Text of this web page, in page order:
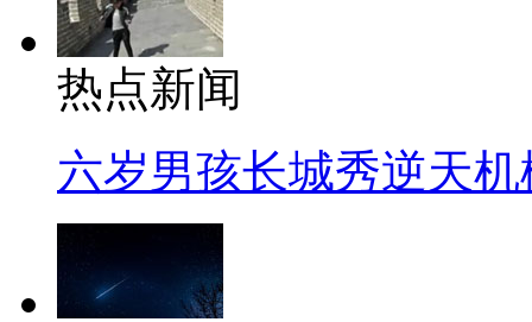
热点新闻
六岁男孩长城秀逆天机